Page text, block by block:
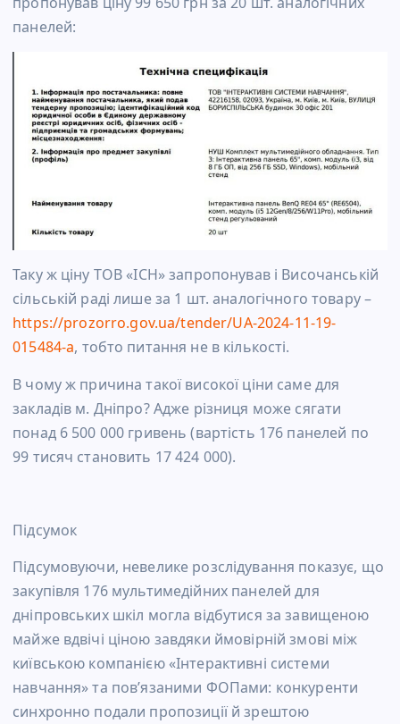
панелей:
Таку ж ціну ТОВ «ІСН» запропонував і Височанській
сільській раді лише за 1 шт. аналогічного товару –
https://prozorro.gov.ua/tender/UA-2024-11-19-
015484-a, тобто питання не в кількості.
В чому ж причина такої високої ціни саме для
закладів м. Дніпро? Адже різниця може сягати
понад 6 500 000 гривень (вартість 176 панелей по
99 тисяч становить 17 424 000).
Підсумок
Підсумовуючи, невелике розслідування показує, що
закупівля 176 мультимедійних панелей для
дніпровських шкіл могла відбутися за завищеною
майже вдвічі ціною завдяки ймовірній змові між
київською компанією «Інтерактивні системи
навчання» та пов’язаними ФОПами: конкуренти
синхронно подали пропозиції й зрештою